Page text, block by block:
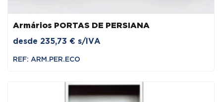
Armários PORTAS DE PERSIANA
desde 235,73 € s/IVA
REF: ARM.PER.ECO